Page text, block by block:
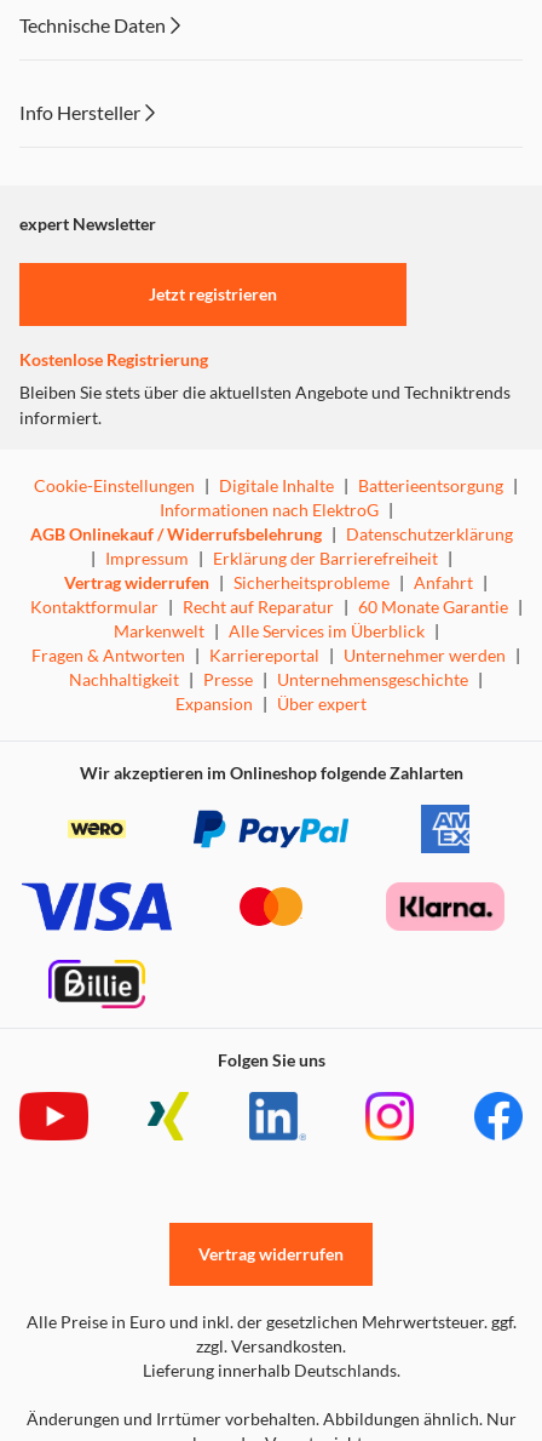
Technische Daten
Info Hersteller
"Marketing".
Einstellungen anpassen
expert Newsletter
Jetzt registrieren
Kostenlose Registrierung
Bleiben Sie stets über die aktuellsten Angebote und Techniktrends
informiert.
Cookie-Einstellungen | Digitale Inhalte | Batterieentsorgung |
Informationen nach ElektroG |
AGB Onlinekauf / Widerrufsbelehrung | Datenschutzerklärung
| Impressum | Erklärung der Barrierefreiheit |
Vertrag widerrufen | Sicherheitsprobleme | Anfahrt |
Kontaktformular | Recht auf Reparatur | 60 Monate Garantie |
Markenwelt | Alle Services im Überblick |
Fragen & Antworten | Karriereportal | Unternehmer werden |
Nachhaltigkeit | Presse | Unternehmensgeschichte |
Expansion | Über expert
Wir akzeptieren im Onlineshop folgende Zahlarten
Folgen Sie uns
Alle Preise in Euro und inkl. der gesetzlichen Mehrwertsteuer. ggf.
zzgl. Versandkosten.
Lieferung innerhalb Deutschlands.
Änderungen und Irrtümer vorbehalten. Abbildungen ähnlich. Nur
Vertrag widerrufen